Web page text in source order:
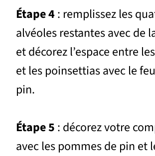
Étape 4: remplissez les
alvéoles restantes avec de
et décorez l’espace entre
et les poinsettias avec le
pin.
Étape 5 : décorez votre
avec les pommes de pin et